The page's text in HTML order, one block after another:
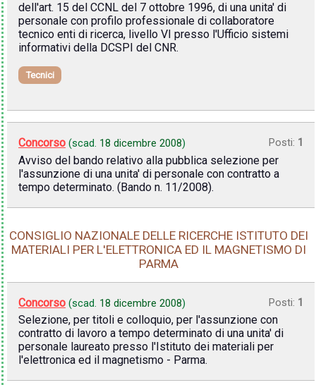
dell'art. 15 del CCNL del 7 ottobre 1996, di una unita' di
personale con profilo professionale di collaboratore
tecnico enti di ricerca, livello VI presso l'Ufficio sistemi
informativi della DCSPI del CNR.
Tecnici
Concorso (scad. 18 dicembre 2008) Posti: 1
Avviso del bando relativo alla pubblica selezione per
l'assunzione di una unita' di personale con contratto a
tempo determinato. (Bando n. 11/2008).
CONSIGLIO NAZIONALE DELLE RICERCHE ISTITUTO DEI
MATERIALI PER L'ELETTRONICA ED IL MAGNETISMO DI
PARMA
Concorso (scad. 18 dicembre 2008) Posti: 1
Selezione, per titoli e colloquio, per l'assunzione con
contratto di lavoro a tempo determinato di una unita' di
personale laureato presso l'Istituto dei materiali per
l'elettronica ed il magnetismo - Parma.